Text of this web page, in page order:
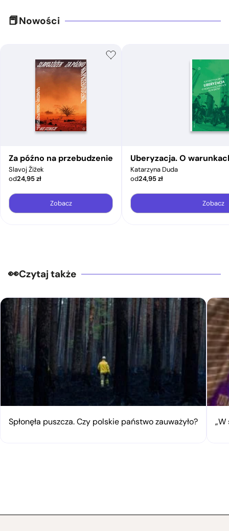
Nowości
Za późno na przebudzenie
Slavoj Žižek
od24,95zł
Zobacz
Uberyzacja. O
Katarzyna Duda
od24,95zł
Zobacz
Czytaj także
Spłonęła puszcza. Czy polskie państwo zauważyło?